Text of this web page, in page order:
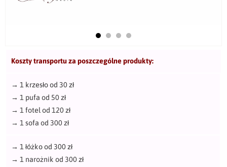
Koszty transportu za poszczególne produkty:
→ 1 krzesło od 30 zł
→ 1 pufa od 50 zł
→ 1 fotel od 120 zł
→ 1 sofa od 300 zł
→ 1 łóżko od 300 zł
→ 1 narożnik od 300 zł